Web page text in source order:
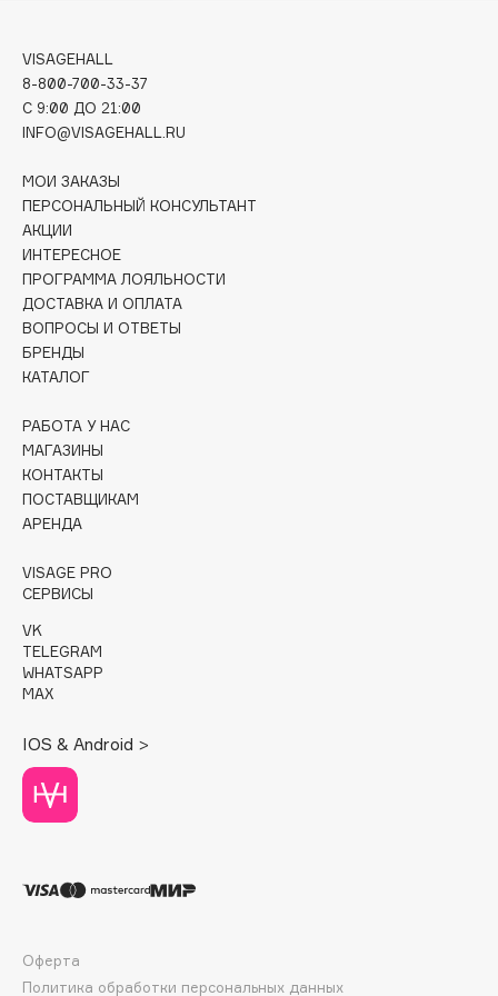
Dior
Divage
Dolce & Gabbana
Dorco
DP Daily Perfection
Dr. Vranjes Firenze
Dr.Althea
Dr.Ceuracle
Dr.Jart+
DSD de Luxe
Dyson
E
Ecolatier
EGG
EGIA
Eigshow
Elemis
Elian Russia
Elie Saab
Ella Bartsueva Brushes
Emmanuelle Jane
EpilProfi
Erborian
VISAGEHALL
8-800-700-33-37
C 9:00 ДО 21:00
INFO@VISAGEHALL.RU
МОИ ЗАКАЗЫ
ПЕРСОНАЛЬНЫЙ КОНСУЛЬТАНТ
АКЦИИ
ИНТЕРЕСНОЕ
ПРОГРАММА ЛОЯЛЬНОСТИ
ДОСТАВКА И ОПЛАТА
ВОПРОСЫ И ОТВЕТЫ
БРЕНДЫ
КАТАЛОГ
РАБОТА У НАС
МАГАЗИНЫ
КОНТАКТЫ
ПОСТАВЩИКАМ
АРЕНДА
VISAGE PRO
СЕРВИСЫ
VK
TELEGRAM
WHATSAPP
MAX
IOS & Android >
Оферта
Политика обработки персональных данных